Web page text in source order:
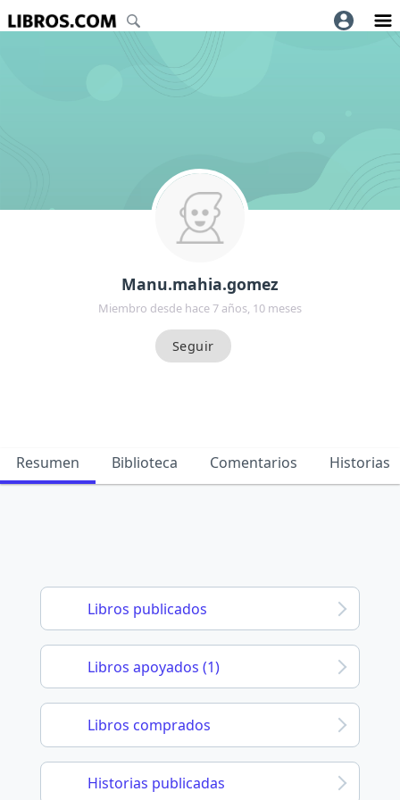
Manu.mahia.gomez
Miembro desde hace 7 años, 10 meses
Resumen Biblioteca Comentarios Historias
Libros publicados
Libros apoyados (1)
Libros comprados
Historias publicadas